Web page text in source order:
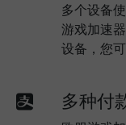
多个设备
游戏加速
设备，您
多种付